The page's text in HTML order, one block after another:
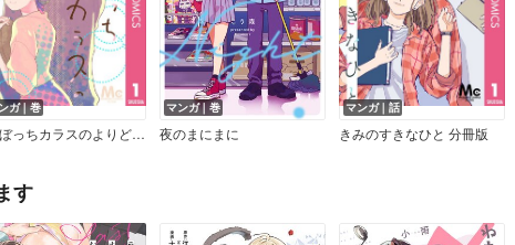
ガ｜巻
ぼっちカラスのよりどころ
マンガ｜巻
夜のまにまに
マンガ｜話
きみのすきなひと 分冊版
す